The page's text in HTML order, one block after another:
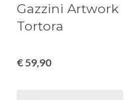
Gazzini Artwork
Tortora
€ 59,90